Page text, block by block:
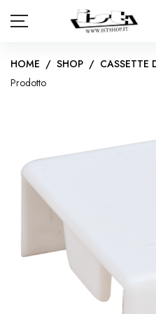
PANNELLI FOTOVOLTAICI
KIT INVERTER CON
IMPIANTI FOTOVOLTAICI
INVERTER IMPIANTI
KIT FOTOVOLTAICI PER
INVERTER IMPIANTI AD
HOME / SHOP / CASSETTE
Prodotto